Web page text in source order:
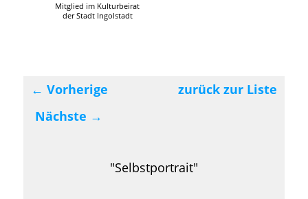
Mitglied im Kulturbeirat
der Stadt Ingolstadt
← Vorherige
zurück zur Liste
Nächste →
"Selbstportrait"